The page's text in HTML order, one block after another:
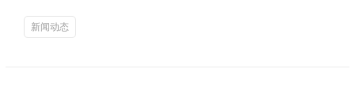
新闻动态